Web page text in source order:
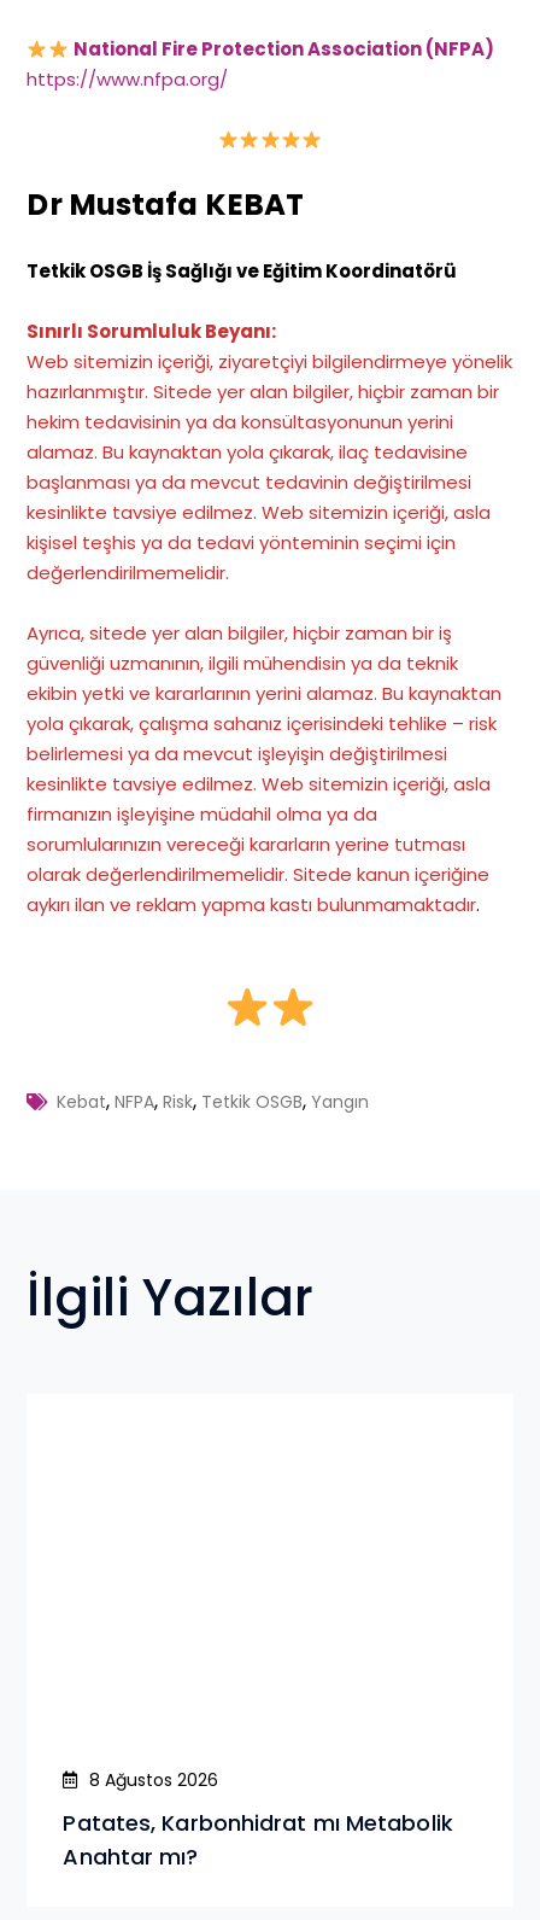
National Fire Protection Association (NFPA)
https://www.nfpa.org/
Dr Mustafa KEBAT
Tetkik OSGB İş Sağlığı ve Eğitim Koordinatörü
Sınırlı Sorumluluk Beyanı:
Web sitemizin içeriği, ziyaretçiyi bilgilendirmeye yönelik
hazırlanmıştır. Sitede yer alan bilgiler, hiçbir zaman bir
hekim tedavisinin ya da konsültasyonunun yerini
alamaz. Bu kaynaktan yola çıkarak, ilaç tedavisine
başlanması ya da mevcut tedavinin değiştirilmesi
kesinlikte tavsiye edilmez. Web sitemizin içeriği, asla
kişisel teşhis ya da tedavi yönteminin seçimi için
değerlendirilmemelidir.
Ayrıca, sitede yer alan bilgiler, hiçbir zaman bir iş
güvenliği uzmanının, ilgili mühendisin ya da teknik
ekibin yetki ve kararlarının yerini alamaz. Bu kaynaktan
yola çıkarak, çalışma sahanız içerisindeki tehlike – risk
belirlemesi ya da mevcut işleyişin değiştirilmesi
kesinlikte tavsiye edilmez. Web sitemizin içeriği, asla
firmanızın işleyişine müdahil olma ya da
sorumlularınızın vereceği kararların yerine tutması
olarak değerlendirilmemelidir. Sitede kanun içeriğine
aykırı ilan ve reklam yapma kastı bulunmamaktadır.
Kebat,NFPA,Risk, Tetkik OSGB,Yangın
İlgili Yazılar
8 Ağustos 2026
Patates, Karbonhidrat mı Metabolik
Anahtar mı?